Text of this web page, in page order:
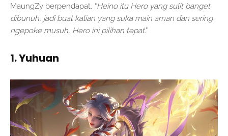
MaungZy berpendapat, “Heino itu Hero yang sulit banget
dibunuh, jadi buat kalian yang suka main aman dan sering
ngepoke musuh, Hero ini pilihan tepat.”
1. Yuhuan